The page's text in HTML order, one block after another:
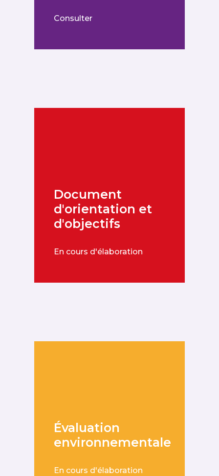
Consulter
Document
d'orientation et
d'objectifs
En cours d'élaboration
Évaluation
environnementale
En cours d'élaboration